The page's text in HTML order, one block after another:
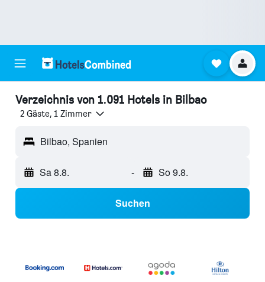
Verzeichnis von 1.091 Hotels in Bilbao
2 Gäste, 1 Zimmer
Bilbao, Spanien
Sa 8.8. - So 9.8.
Suchen